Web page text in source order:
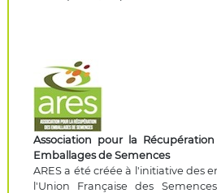
Association pour la
Emballages de Semences
ARES a été créée à l'initiative des
l'Union Française des